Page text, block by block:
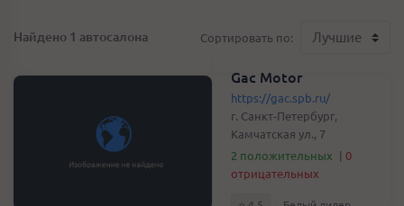
Найдено 1 автосалона Сортировать по:
Gac Motor
https://gac.spb.ru/
г. Санкт-Петербург,
Камчатская ул., 7
2 положительных | 0
отрицательных